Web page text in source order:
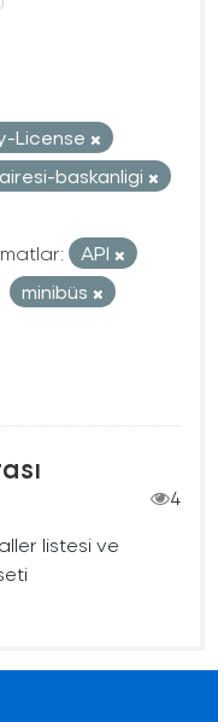
License
baskanligi
API
minibüs
4
listesi ve